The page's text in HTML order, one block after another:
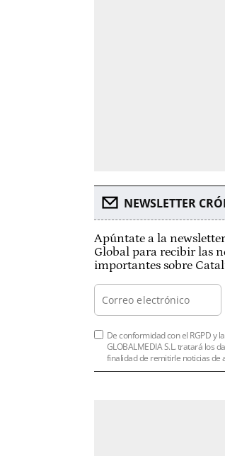
NEWSLETTER
Apúntate a la
Global para recibir las
importantes sobre
De conformidad con el RGPD y
GLOBALMEDIA S.L. tratará los
finalidad de remitirle noticias de